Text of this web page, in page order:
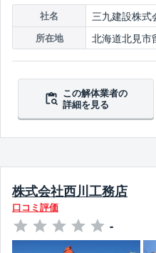
社名 三九建設株式
所在地 北海道北見市
この解体業者の
詳細を見る
株式会社西川工務店
口コミ評価
-